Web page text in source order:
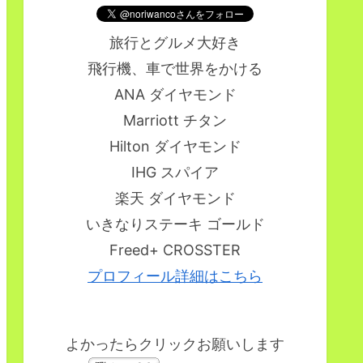
旅行とグルメ大好き
飛行機、車で世界をかける
ANA ダイヤモンド
Marriott チタン
Hilton ダイヤモンド
IHG スパイア
楽天 ダイヤモンド
いきなりステーキ ゴールド
Freed+ CROSSTER
プロフィール詳細はこちら
よかったらクリックお願いします